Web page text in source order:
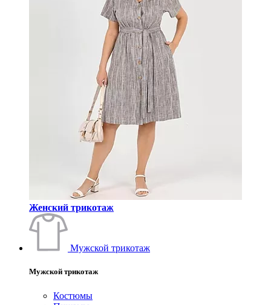
Женский трикотаж
Мужской трикотаж
Мужской трикотаж
Костюмы